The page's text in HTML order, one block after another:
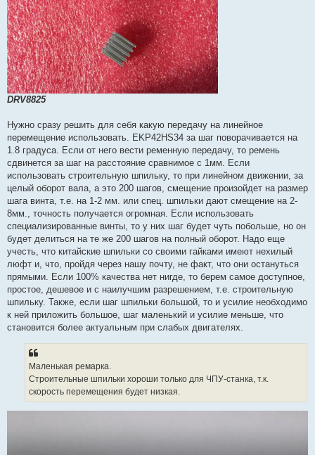
DRV8825
Нужно сразу решить для себя какую передачу на линейное
перемещение использовать. EKP42HS34 за шаг поворачивается на
1.8 градуса. Если от него вести ременную передачу, то ремень
сдвинется за шаг на расстояние сравнимое с 1мм. Если
использовать строительную шпильку, то при линейном движении, за
целый оборот вала, а это 200 шагов, смещение произойдет на размер
шага винта, т.е. на 1-2 мм. или спец. шпильки дают смещение на 2-
8мм., точность получается огромная. Если использовать
специализированные винты, то у них шаг будет чуть побольше, но он
будет делиться на те же 200 шагов на полный оборот. Надо еще
учесть, что китайские шпильки со своими гайками имеют нехилый
люфт и, что, пройдя через нашу почту, не факт, что они остануться
прямыми. Если 100% качества нет нигде, то берем самое доступное,
простое, дешевое и с наилучшим разрешением, т.е. строительную
шпильку. Также, если шаг шпильки большой, то и усилие необходимо
к ней приложить большое, шаг маленький и усилие меньше, что
становится более актуальным при слабых двигателях.
Маленькая ремарка.
Строительные шпильки хороши только для ЧПУ-станка, т.к.
скорость перемещения будет низкая.